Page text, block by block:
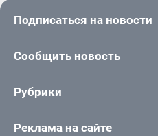
Подписаться на новости
Сообщить новость
Рубрики
Реклама на сайте